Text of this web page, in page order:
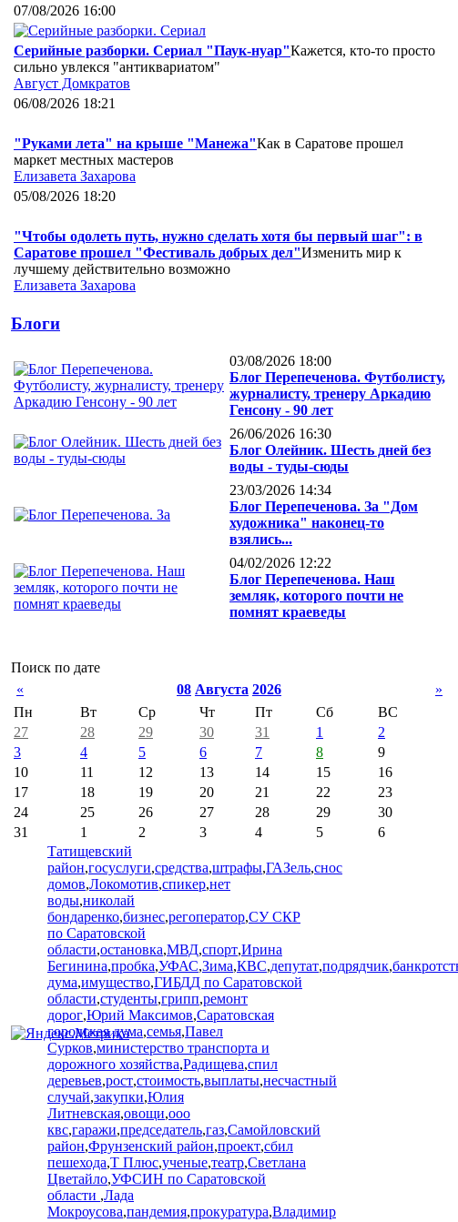
07/08/2026 16:00
Серийные разборки. Сериал "Паук-нуар"Кажется, кто-то просто
сильно увлекся "антиквариатом"
Август Домкратов
06/08/2026 18:21
"Руками лета" на крыше "Манежа"Как в Саратове прошел
маркет местных мастеров
Елизавета Захарова
05/08/2026 18:20
"Чтобы одолеть путь, нужно сделать хотя бы первый шаг": в
Саратове прошел "Фестиваль добрых дел"Изменить мир к
лучшему действительно возможно
Елизавета Захарова
Блоги
03/08/2026 18:00
Блог Перепеченова. Футболисту,
журналисту, тренеру Аркадию
Генсону - 90 лет
26/06/2026 16:30
Блог Олейник. Шесть дней без
воды - туды-сюды
23/03/2026 14:34
Блог Перепеченова. За "Дом
художника" наконец-то
взялись...
04/02/2026 12:22
Блог Перепеченова. Наш
земляк, которого почти не
помнят краеведы
Поиск по дате
«
08 Августа 2026
»
Пн
Вт Ср Чт Пт Сб
ВС
27
28 29 30 31 1
2
3
4 5 6 7 8
9
10
11 12 13 14 15
16
17
18 19 20 21 22
23
24
25 26 27 28 29
30
31
1 2 3 4 5
6
Татищевский
район,госуслуги,средства,штрафы,ГАЗель,снос
домов,Локомотив,спикер,нет
воды,николай
бондаренко,бизнес,регоператор,СУ СКР
по Саратовской
области,остановка,МВД,спорт,Ирина
Бегинина,пробка,УФАС,Зима,КВС,депутат,подрядчик,
дума,имущество,ГИБДД по Саратовской
области,студенты,грипп,ремонт
дорог,Юрий Максимов,Саратовская
городская дума,семья,Павел
Сурков,министерство транспорта и
дорожного хозяйства,Радищева,спил
деревьев,рост,стоимость,выплаты,несчастный
случай,закупки,Юлия
Литневская,овощи,ооо
квс,гаражи,председатель,газ,Самойловский
район,Фрунзенский район,проект,сбил
пешехода,Т Плюс,ученые,театр,Светлана
Цветайло,УФСИН по Саратовской
области ,Лада
Мокроусова,пандемия,прокуратура,Владимир